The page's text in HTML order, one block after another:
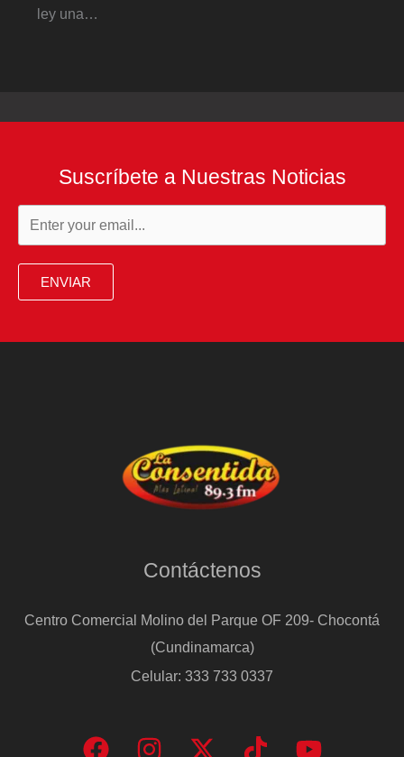
ley una…
Suscríbete a Nuestras Noticias
ENVIAR
Contáctenos
Centro Comercial Molino del Parque OF 209- Chocontá
(Cundinamarca)
Celular: 333 733 0337